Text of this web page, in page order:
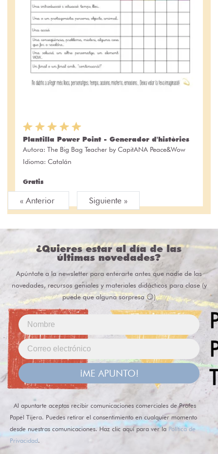
Plantilla Power Point - Generador d'històries
Autora: The Big Bag Teacher by CapitANA Peace&Wow
Idioma: Catalán
Gratis
« Anterior Siguiente »
¿Quieres estar al día de las
últimas novedades?
Apúntate a la newsletter para enterarte antes que nadie de las
novedades, recursos geniales y materiales didácticos para clase (y
puede que alguna sorpresa 😏)
¡ME APUNTO!
Al apuntarte aceptas recibir comunicaciones comerciales de Profes
Papel Tijera. Puedes retirar el consentimiento en cualquier momento
desde nuestras comunicaciones. Haz clic aquí para ver la Política de
Privacidad.